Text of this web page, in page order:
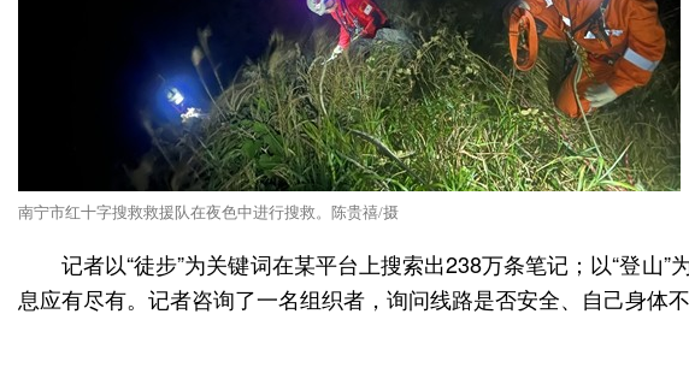
南宁市红十字搜救救援队在夜色中进行搜救。陈贵禧/摄
记者以“徒步”为关键词在某平台上搜索出238万条笔记；以“登山”
息应有尽有。记者咨询了一名组织者，询问线路是否安全、自己身体